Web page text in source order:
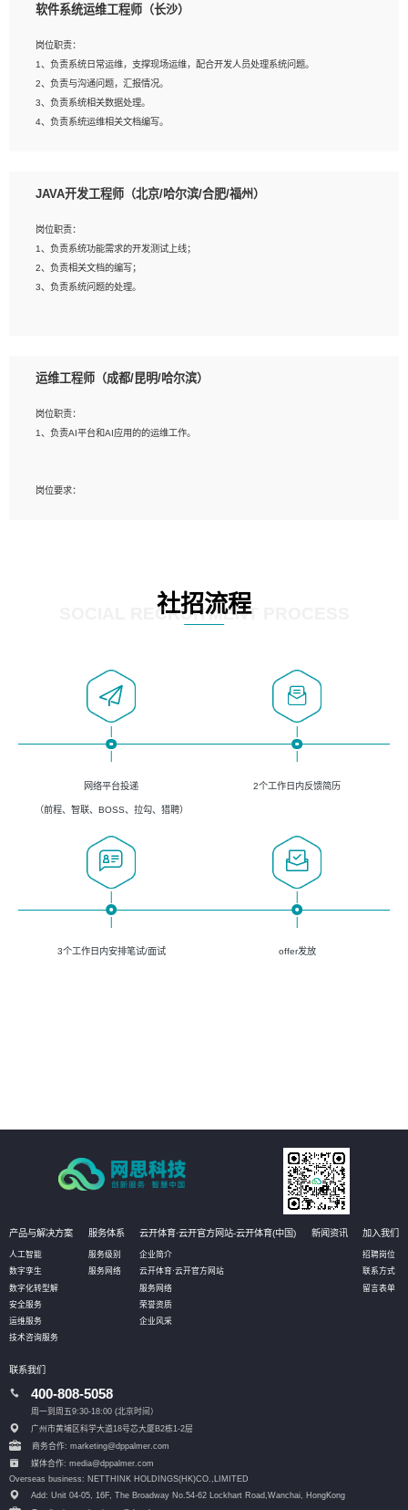
1、3年以上运营或解决方案的工作经验。
征，可独立提出完整的优化方案,并推动方案执行达成结果；熟练使用PPT、
WORD、EXCEL等办公软件；
3、深入理解公司各项AI产品和技术信息；具有较强的文档编写能力，能独立撰写
PPT、方案建议书等，面试时需携带个人制作的专业PPT文件进行展示。
软件系统运维工程师（长沙）
岗位职责：
1、负责系统日常运维，支撑现场运维，配合开发人员处理系统问题。
2、负责与沟通问题，汇报情况。
3、负责系统相关数据处理。
4、负责系统运维相关文档编写。
岗位要求：
2、精通linux命令。
3、熟悉oracle、mysql 数据库。
4、善于沟通，具有良好的团队合作精神和协作能力。
5、必须有实际的生产环境系统维护经验。
JAVA开发工程师（北京/哈尔滨/合肥/福州）
岗位职责：
1、负责系统功能需求的开发测试上线；
2、负责相关文档的编写；
3、负责系统问题的处理。
2、熟悉linux命令；
4、熟练使用oracle、mysql进行开发；
5、熟悉流程开发如使用activiti；
运维工程师（成都/昆明/哈尔滨）
岗位职责：
1、负责AI平台和AI应用的的运维工作。
岗位要求：
4、掌握DevOps思想、方法和流程。Jenkins工具使用；
5、掌握常见中间件配置与优化，如mysql、nginx等；
社招流程
SOCIAL RECRUITMENT PROCESS
网络平台投递
（前程、智联、BOSS、拉勾、猎聘）
2个工作日内反馈简历
3个工作日内安排笔试/面试 offer发放
产品与解决方案
人工智能
数字孪生
数字化转型解
安全服务
运维服务
技术咨询服务
服务体系
服务级别
服务网络
云开体育·云开官方网站-云开体育(中国)
企业简介
云开体育·云开官方网站
服务网络
荣誉资质
企业风采
新闻资讯 加入我们
招聘岗位
联系方式
留言表单
联系我们
400-808-5058
周一到周五9:30-18:00 (北京时间）
广州市黄埔区科学大道18号芯大厦B2栋1-2层
商务合作: marketing@dppalmer.com
媒体合作: media@dppalmer.com
Overseas business: NETTHINK HOLDINGS(HK)CO.,LIMITED
Add: Unit 04-05, 16F, The Broadway No.54-62 Lockhart Road, Wanchai, HongKong